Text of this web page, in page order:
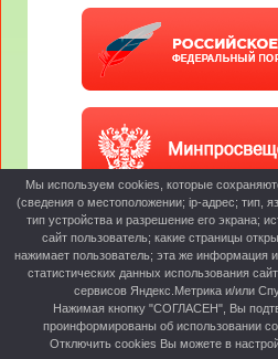
Мы используем cookies, которые
(сведения о местоположении; ip-адрес; тип,
тип устройства и разрешение его экрана;
сайт пользователь; какие страницы
нажимает пользователь; эта же информация
статистических данных использования
сервисов Яндекс.Метрика и/или
Нажимая кнопку "СОГЛАСЕН", Вы
проинформированы об использовании
Отключить cookies Вы можете в